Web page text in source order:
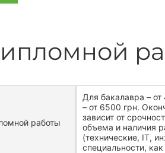
работы
Для бакалавра –
– от 6500 грн.
зависит от
объема и наличия
(технические, IT,
специальности,